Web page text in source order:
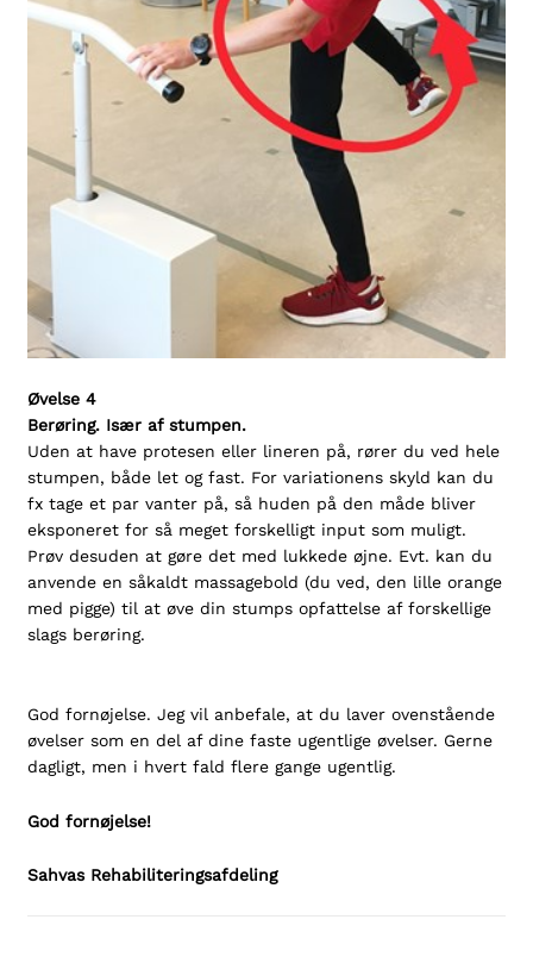
Øvelse 4
Berøring. Især af stumpen.
Uden at have protesen eller lineren på, rører du ved hele
stumpen, både let og fast. For variationens skyld kan du
fx tage et par vanter på, så huden på den måde bliver
eksponeret for så meget forskelligt input som muligt.
Prøv desuden at gøre det med lukkede øjne. Evt. kan du
anvende en såkaldt massagebold (du ved, den lille orange
med pigge) til at øve din stumps opfattelse af forskellige
slags berøring.
God fornøjelse. Jeg vil anbefale, at du laver ovenstående
øvelser som en del af dine faste ugentlige øvelser. Gerne
dagligt, men i hvert fald flere gange ugentlig.
God fornøjelse!
Sahvas Rehabiliteringsafdeling